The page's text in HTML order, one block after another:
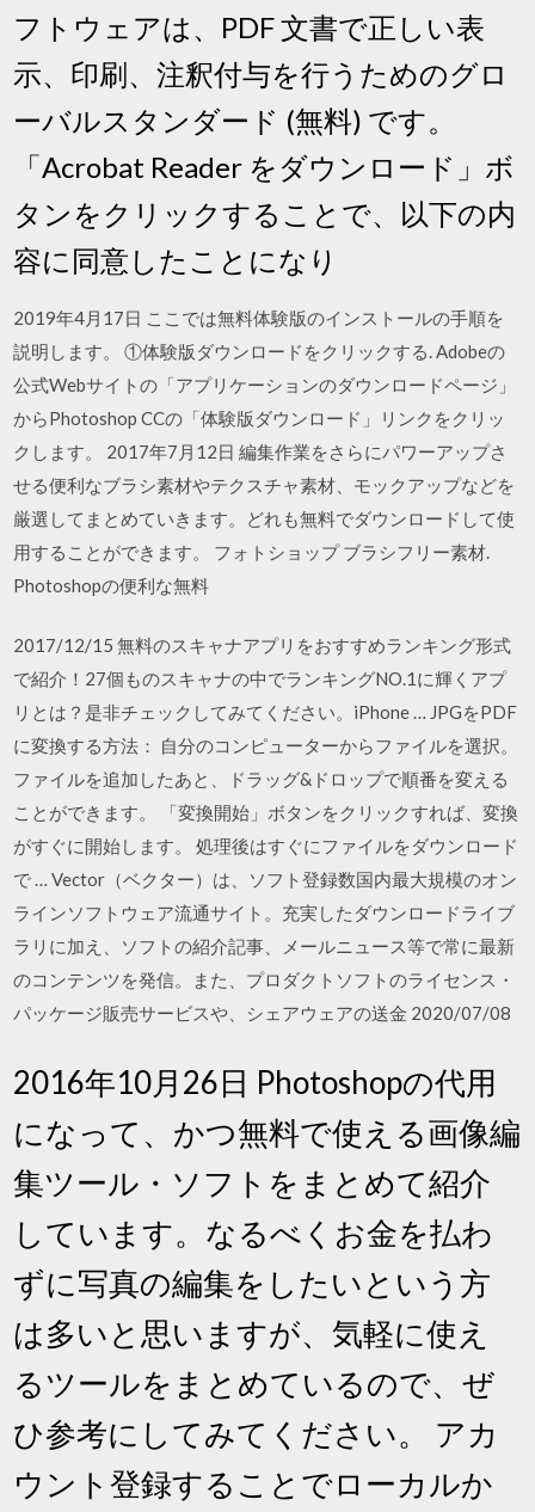
フトウェアは、PDF 文書で正しい表
示、印刷、注釈付与を行うためのグロ
ーバルスタンダード (無料) です。
「Acrobat Reader をダウンロード」ボ
タンをクリックすることで、以下の内
容に同意したことになり
2019年4月17日 ここでは無料体験版のインストールの手順を
説明します。 ①体験版ダウンロードをクリックする. Adobeの
公式Webサイトの「アプリケーションのダウンロードページ」
からPhotoshop CCの「体験版ダウンロード」リンクをクリッ
クします。 2017年7月12日 編集作業をさらにパワーアップさ
せる便利なブラシ素材やテクスチャ素材、モックアップなどを
厳選してまとめていきます。どれも無料でダウンロードして使
用することができます。 フォトショップ ブラシフリー素材.
Photoshopの便利な無料
2017/12/15 無料のスキャナアプリをおすすめランキング形式
で紹介！27個ものスキャナの中でランキングNO.1に輝くアプ
リとは？是非チェックしてみてください。iPhone … JPGをPDF
に変換する方法： 自分のコンピューターからファイルを選択。
ファイルを追加したあと、ドラッグ&ドロップで順番を変える
ことができます。 「変換開始」ボタンをクリックすれば、変換
がすぐに開始します。 処理後はすぐにファイルをダウンロード
で … Vector（ベクター）は、ソフト登録数国内最大規模のオン
ラインソフトウェア流通サイト。充実したダウンロードライブ
ラリに加え、ソフトの紹介記事、メールニュース等で常に最新
のコンテンツを発信。また、プロダクトソフトのライセンス・
パッケージ販売サービスや、シェアウェアの送金 2020/07/08
2016年10月26日 Photoshopの代用
になって、かつ無料で使える画像編
集ツール・ソフトをまとめて紹介
しています。なるべくお金を払わ
ずに写真の編集をしたいという方
は多いと思いますが、気軽に使え
るツールをまとめているので、ぜ
ひ参考にしてみてください。 アカ
ウント登録することでローカルか